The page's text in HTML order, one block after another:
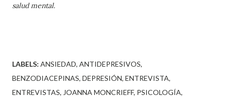
salud mental.
LABELS: ANSIEDAD ANTIDEPRESIVOS
BENZODIACEPINAS DEPRESIÓN ENTREVISTA
ENTREVISTAS JOANNA MONCRIEFF PSICOLOGÍA